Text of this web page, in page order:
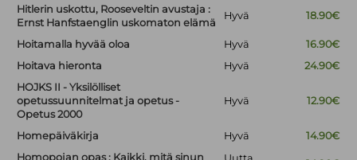
Hitlerin uskottu, Rooseveltin avustaja :
Ernst Hanfstaenglin uskomaton elämä
Hyvä 18.90€
Hoitamalla hyvää oloa Hyvä
16.90€
Hoitava hieronta
Hyvä
24.90€
HOJKS II - Yksilölliset
opetussuunnitelmat ja opetus -
Opetus 2000
Hyvä 12.90€
Homepäiväkirja Hyvä
14.90€
Homopojan opas : Kaikki, mitä sinun